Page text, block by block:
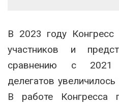
В 2023 году Конгресс
участников и
сравнению с 2021
делегатов
В работе Конгресса